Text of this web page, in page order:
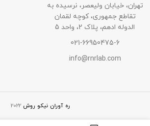
تهران، خیابان ولیعصر، نرسیده به
تقاطع جمهوری، کوچه لقمان
الدوله ادهم، پلاک 2، واحد 5
021-66950475-6
info@rnrlab.com
ره آوران نیکو روش 2022